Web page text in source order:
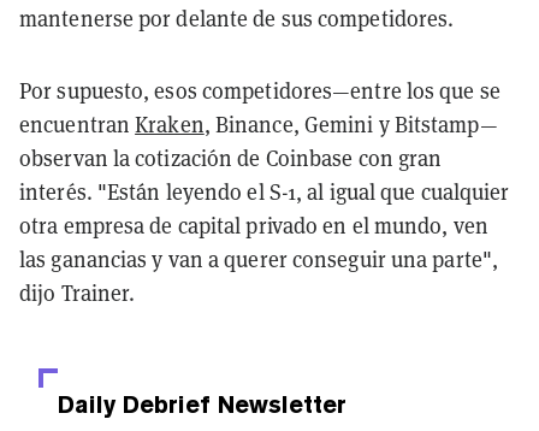
mantenerse por delante de sus competidores.
Por supuesto, esos competidores—entre los que se
encuentranKraken, Binance, Gemini y Bitstamp—
observan la cotización de Coinbase con gran
interés. "Están leyendo el S-1, al igual que cualquier
otra empresa de capital privado en el mundo, ven
las ganancias y van a querer conseguir una parte",
dijo Trainer.
Daily Debrief Newsletter